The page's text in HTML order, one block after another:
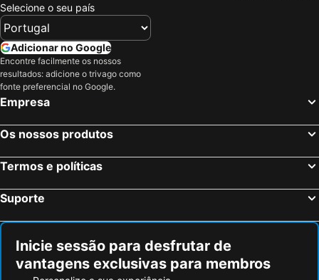
Selecione o seu país
Adicionar no Google
Encontre facilmente os nossos
resultados: adicione o trivago como
fonte preferencial no Google.
Empresa
Os nossos produtos
Termos e políticas
Suporte
Inicie sessão para desfrutar de
vantagens exclusivas para membros